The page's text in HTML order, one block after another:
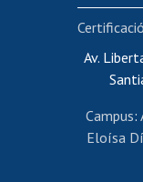
Av.
Campus:
Eloísa